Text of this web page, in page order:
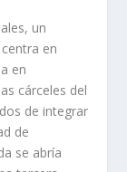
un
en
en
cárceles del
de integrar
de
se abría